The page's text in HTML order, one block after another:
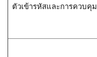
ตัวเข้ารหัสและการควบคุม